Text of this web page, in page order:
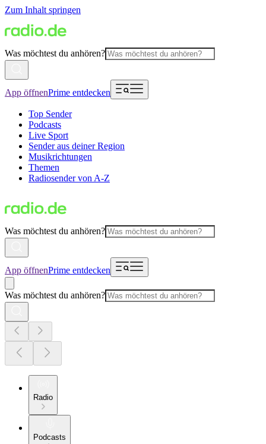
Zum Inhalt springen
Was möchtest du anhören?
App öffnenPrime entdecken
Top Sender
Podcasts
Live Sport
Sender aus deiner Region
Musikrichtungen
Themen
Radiosender von A-Z
Was möchtest du anhören?
App öffnenPrime entdecken
Was möchtest du anhören?
Radio
Podcasts